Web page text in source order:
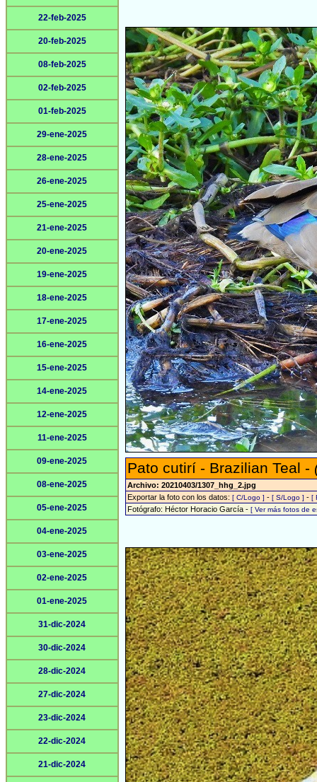
22-feb-2025
20-feb-2025
08-feb-2025
02-feb-2025
01-feb-2025
29-ene-2025
28-ene-2025
26-ene-2025
25-ene-2025
21-ene-2025
20-ene-2025
19-ene-2025
18-ene-2025
17-ene-2025
16-ene-2025
15-ene-2025
14-ene-2025
12-ene-2025
11-ene-2025
09-ene-2025
08-ene-2025
05-ene-2025
04-ene-2025
03-ene-2025
02-ene-2025
01-ene-2025
31-dic-2024
30-dic-2024
28-dic-2024
27-dic-2024
23-dic-2024
22-dic-2024
21-dic-2024
Pato cutirí - Brazilian Teal -
Archivo: 20210403/1307_hhg_2.jpg
Exportar la foto con los datos: [ C/Logo ] - [ S/Logo ] - [
Fotógrafo: Héctor Horacio García - [ Ver más fotos de